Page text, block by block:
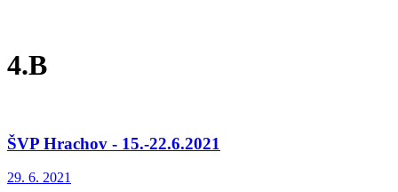
4.B
ŠVP Hrachov - 15.-22.6.2021
29. 6. 2021